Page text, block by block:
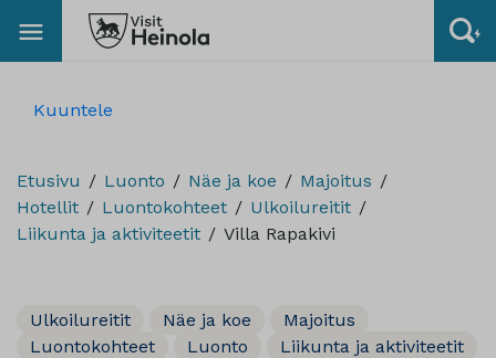
Kuuntele
Etusivu Luonto Näe ja koe
Majoitus
Hotellit
Luontokohteet
Ulkoilureitit
Liikunta ja aktiviteetit
Villa Rapakivi
Ulkoilureitit Näe ja koe
Majoitus
Luontokohteet
Luonto
Liikunta ja aktiviteetit